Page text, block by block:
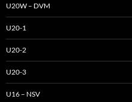
U20W – DVM
U20-1
U20-2
U20-3
U16 – NSV